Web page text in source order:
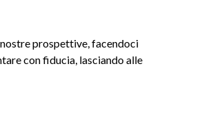
prospettive, facendoci
con fiducia, lasciando alle